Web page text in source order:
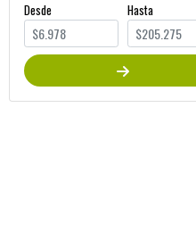
Desde Hasta